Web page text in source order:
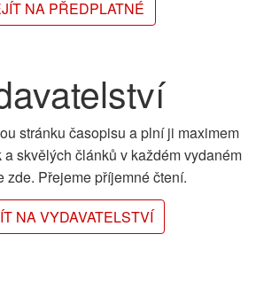
NA PŘEDPLATNÉ
stránku časopisu a plní ji maximem
skvělých článků v každém vydaném
zde. Přejeme příjemné čtení.
NA VYDAVATELSTVÍ